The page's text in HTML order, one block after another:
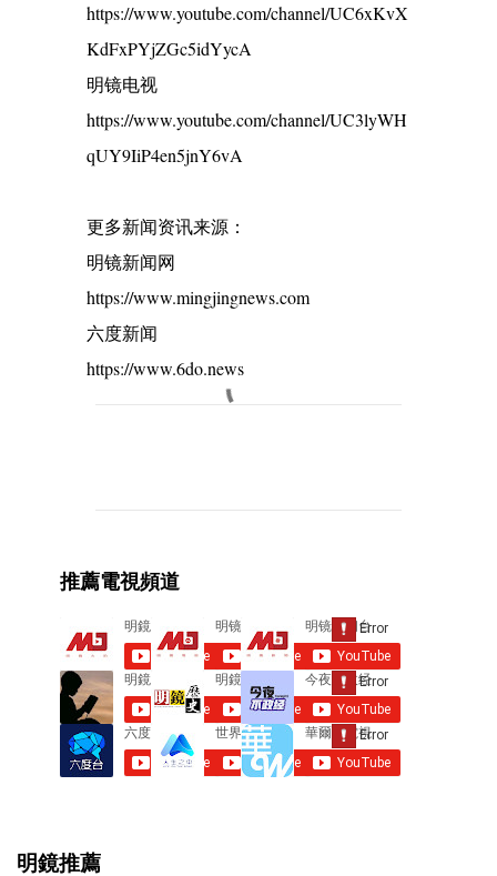
https://www.youtube.com/channel/UC6xKvX
KdFxPYjZGc5idYycA
明镜电视
https://www.youtube.com/channel/UC3lyWH
qUY9IiP4en5jnY6vA
更多新闻资讯来源：
明镜新闻网
https://www.mingjingnews.com
六度新闻
https://www.6do.news
n
t
s
推薦電視頻道
明鏡推薦